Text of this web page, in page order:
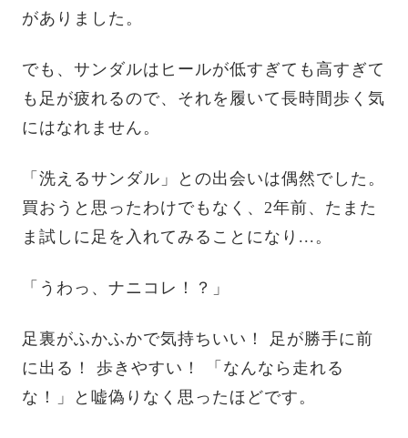
がありました。
でも、サンダルはヒールが低すぎても高すぎて
も足が疲れるので、それを履いて長時間歩く気
にはなれません。
「洗えるサンダル」との出会いは偶然でした。
買おうと思ったわけでもなく、2年前、たまた
ま試しに足を入れてみることになり...。
「うわっ、ナニコレ！？」
足裏がふかふかで気持ちいい！ 足が勝手に前
に出る！ 歩きやすい！ 「なんなら走れる
な！」と嘘偽りなく思ったほどです。